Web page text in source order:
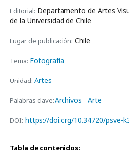
Editorial: Departamento de Artes
de la Universidad de Chile
Lugar de publicación: Chile
Tema: Fotografía
Unidad: Artes
Palabras clave:Archivos Arte
DOI: https://doi.org/10.34720/psve-
Tabla de contenidos: